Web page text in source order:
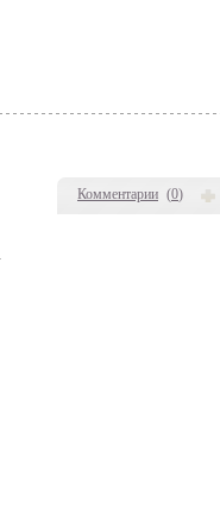
Комментарии (0)